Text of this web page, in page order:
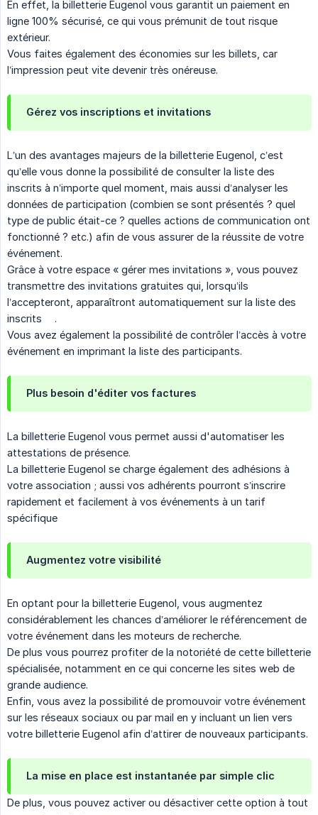
En effet, la billetterie Eugenol vous garantit un paiement en
ligne 100% sécurisé, ce qui vous prémunit de tout risque
extérieur.
Vous faites également des économies sur les billets, car
l’impression peut vite devenir très onéreuse.
Gérez vos inscriptions et invitations
L’un des avantages majeurs de la billetterie Eugenol, c’est
qu’elle vous donne la possibilité de consulter la liste des
inscrits à n’importe quel moment, mais aussi d’analyser les
données de participation (combien se sont présentés ? quel
type de public était-ce ? quelles actions de communication ont
fonctionné ? etc.) afin de vous assurer de la réussite de votre
événement.
Grâce à votre espace « gérer mes invitations », vous pouvez
transmettre des invitations gratuites qui, lorsqu’ils
l’accepteront, apparaîtront automatiquement sur la liste des
inscrits .
Vous avez également la possibilité de contrôler l’accès à votre
événement en imprimant la liste des participants.
Plus besoin d'éditer vos factures
La billetterie Eugenol vous permet aussi d'automatiser les
attestations de présence.
La billetterie Eugenol se charge également des adhésions à
votre association ; aussi vos adhérents pourront s’inscrire
rapidement et facilement à vos événements à un tarif
spécifique
Augmentez votre visibilité
En optant pour la billetterie Eugenol, vous augmentez
considérablement les chances d’améliorer le référencement de
votre événement dans les moteurs de recherche.
De plus vous pourrez profiter de la notoriété de cette billetterie
spécialisée, notamment en ce qui concerne les sites web de
grande audience.
Enfin, vous avez la possibilité de promouvoir votre événement
sur les réseaux sociaux ou par mail en y incluant un lien vers
votre billetterie Eugenol afin d’attirer de nouveaux participants.
La mise en place est instantanée par simple clic
De plus, vous pouvez activer ou désactiver cette option à tout